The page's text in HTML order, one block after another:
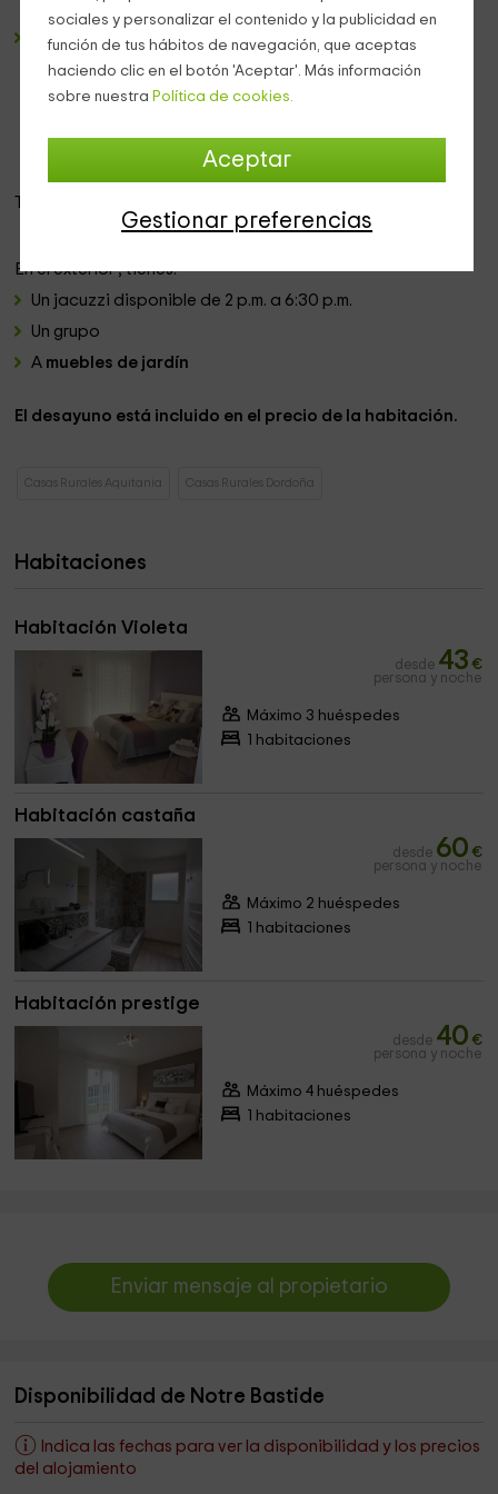
sociales y personalizar el contenido y la publicidad en
función de tus hábitos de navegación, que aceptas
haciendo clic en el botón 'Aceptar'. Más información
sobre nuestra Política de cookies.
Aceptar
Gestionar preferencias
El último dormitorio que es la habitación familiar "
Prestige
" se ha habilitado como un pequeño
apartamento con una pequeña cocina con todos los
electrodomésticos necesarios, una pequeña sala de
160 cm y también tiene su propio baño privado.
En el exterior, tienes:
Un jacuzzi disponible de 2 p.m. a 6:30 p.m.
Un grupo
A muebles de jardín
El desayuno está incluido en el precio de la habitación.
Casas Rurales Aquitania Casas Rurales Dordoña
Habitaciones
Habitación Violeta
desde 43 €
persona y noche
Máximo 3 huéspedes
1 habitaciones
Habitación castaña
desde 60 €
persona y noche
Máximo 2 huéspedes
1 habitaciones
Habitación prestige
desde 40 €
persona y noche
Máximo 4 huéspedes
1 habitaciones
Enviar mensaje al propietario
Disponibilidad de Notre Bastide
Indica las fechas para ver la disponibilidad y los precios
del alojamiento